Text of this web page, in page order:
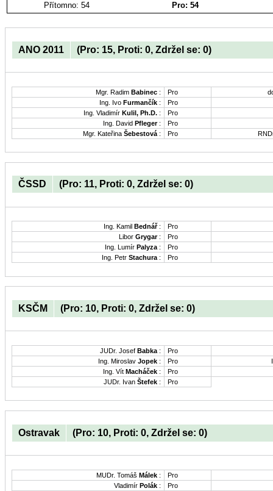
Přítomno: 54 Pro: 54
ANO 2011 (Pro: 15, Proti: 0, Zdržel se: 0)
Mgr. Radim Babinec : Pro
Ing. Ivo Furmančík :
Pro
Ing. Vladimír Kulil, Ph.D. :
Pro
Ing. David Pfleger:
Pro
Mgr. Kateřina Šebestová : Pro
ČSSD (Pro: 11, Proti: 0, Zdržel se: 0)
Ing. Kamil Bednář:
Pro
Libor Grygar:
Pro
Ing. Lumír Palyza:
Pro
Ing. Petr Stachura: Pro
KSČM (Pro: 10, Proti: 0, Zdržel se: 0)
JUDr. Josef Babka :
Pro
Ing. Miroslav Jopek : Pro
Ing. Vít Macháček :
Pro
JUDr. Ivan Štefek : Pro
Ostravak (Pro: 10, Proti: 0, Zdržel se: 0)
MUDr. Tomáš Málek :
Pro
Vladimír Polák :
Pro